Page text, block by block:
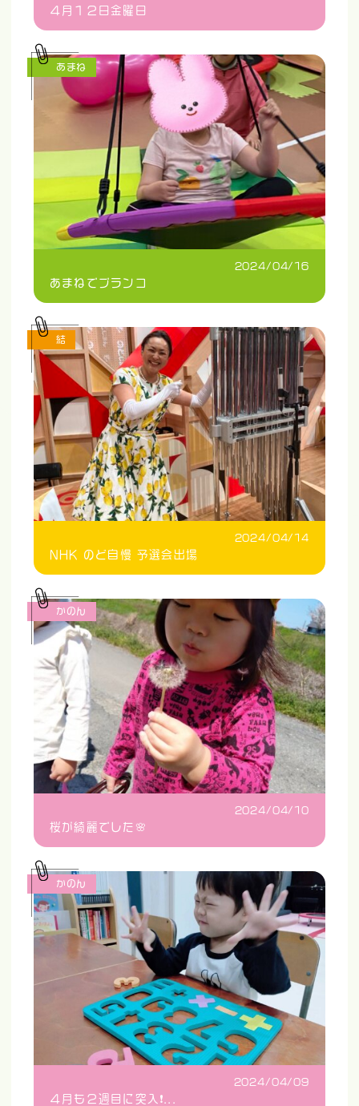
４月１２日金曜日
2024/04/16
あまねでブランコ
あまね
2024/04/14
NHK のど自慢 予選会出場
結
2024/04/10
桜が綺麗でした🌸
かのん
2024/04/09
４月も２週目に突入❗️...
かのん